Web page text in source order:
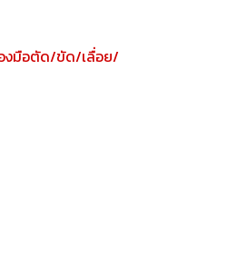
งมือตัด/ขัด/เลื่อย/